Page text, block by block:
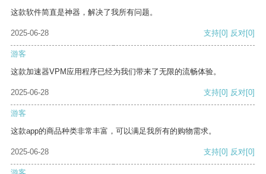
这款软件简直是神器，解决了我所有问题。
2025-06-28 支持[0] 反对[0]
游客
这款加速器VPM应用程序已经为我们带来了无限的流畅体验。
2025-06-28 支持[0] 反对[0]
游客
这款app的商品种类非常丰富，可以满足我所有的购物需求。
2025-06-28 支持[0] 反对[0]